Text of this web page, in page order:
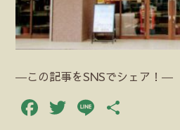
―この記事をSNSでシェア！―
Facebook
Twitter
Line